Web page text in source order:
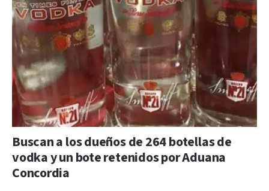
Buscan a los dueños de 264 botellas de
vodka y un bote retenidos por Aduana
Concordia